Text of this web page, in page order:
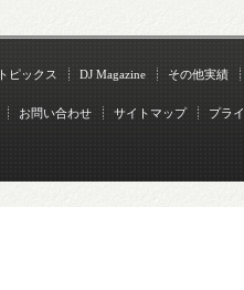
トピックス DJ Magazine その他実績
お問い合わせ サイトマップ プラ